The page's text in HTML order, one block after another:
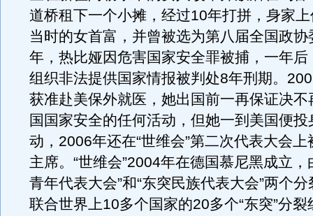
道桥租下一个小摊，经过10年打拼，身家
当时的女首富，并曾被选为第八届全国政
年，热比娅因危害国家安全罪被捕，一年后
组织非法提供国家情报被判处8年刑期。
获准赴美保外就医，她出国前一再保证决不
国国家安全的任何活动，但她一到美国便投
动，2006年还在“世维会”第二次代表大会
主席。“世维会”2004年在德国慕尼黑成立，
青年代表大会”和“东突民族代表大会”两个
联合世界上10多个国家的20多个“东突”分裂